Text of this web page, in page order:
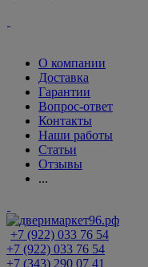
О компании
Доставка
Гарантии
Вопрос-ответ
Контакты
Наши работы
Статьи
Отзывы
...
+7 (922) 033 76 54
+7 (922) 033 76 54
+7 (343) 290 07 41